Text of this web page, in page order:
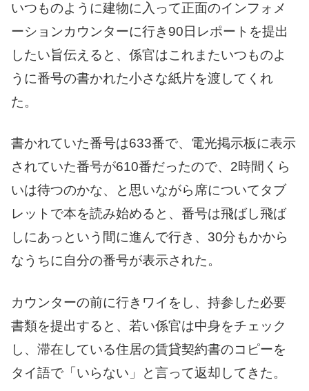
いつものように建物に入って正面のインフォメ
ーションカウンターに行き90日レポートを提出
したい旨伝えると、係官はこれまたいつものよ
うに番号の書かれた小さな紙片を渡してくれ
た。
書かれていた番号は633番で、電光掲示板に表示
されていた番号が610番だったので、2時間くら
いは待つのかな、と思いながら席についてタブ
レットで本を読み始めると、番号は飛ばし飛ば
しにあっという間に進んで行き、30分もかから
なうちに自分の番号が表示された。
カウンターの前に行きワイをし、持参した必要
書類を提出すると、若い係官は中身をチェック
し、滞在している住居の賃貸契約書のコピーを
タイ語で「いらない」と言って返却してきた。